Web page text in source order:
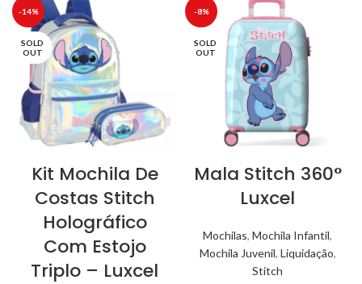
-14%
SOLD
OUT
Kit Mochila De
Costas Stitch
Holográfico
Com Estojo
Triplo – Luxcel
-8%
SOLD
OUT
Mala Stitch 360°
Luxcel
Mochilas, Mochila Infantil,
Mochila Juvenil, Liquidação,
Stitch